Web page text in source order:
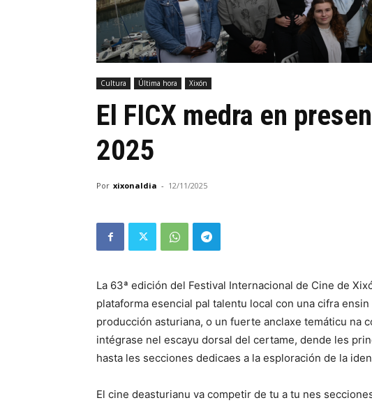
Cultura Última hora Xixón
El FICX medra en
2025
Por xixonaldia - 12/11/2025
La 63ª edición del Festival Internacional de Cine de
plataforma esencial pal talentu local con una cifra
producción asturiana, o un fuerte anclaxe temáticu na
intégrase nel escayu dorsal del certame, dende les
hasta les secciones dedicaes a la esploración de la
El cine deasturianu va competir de tu a tu nes